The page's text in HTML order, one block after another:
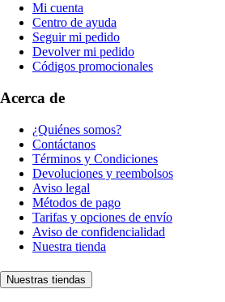
Mi cuenta
Centro de ayuda
Seguir mi pedido
Devolver mi pedido
Códigos promocionales
Acerca de
¿Quiénes somos?
Contáctanos
Términos y Condiciones
Devoluciones y reembolsos
Aviso legal
Métodos de pago
Tarifas y opciones de envío
Aviso de confidencialidad
Nuestra tienda
Nuestras tiendas